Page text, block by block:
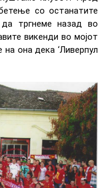
со останатите
тргнеме назад во
викенди во мојот
она дека ‘Ливерпул